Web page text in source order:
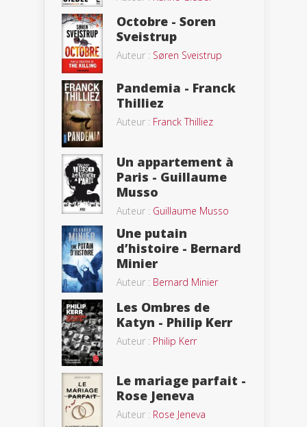
Octobre - Soren
Sveistrup
Auteur : Søren Sveistrup
Pandemia - Franck
Thilliez
Auteur : Franck Thilliez
Un appartement à
Paris - Guillaume
Musso
Auteur : Guillaume Musso
Une putain
d’histoire - Bernard
Minier
Auteur : Bernard Minier
Les Ombres de
Katyn - Philip Kerr
Auteur : Philip Kerr
Le mariage parfait -
Rose Jeneva
Auteur : Rose Jeneva